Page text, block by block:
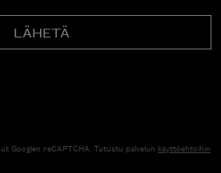
Googlen reCAPTCHA. Tutustu palvelun käyttöehtoihin